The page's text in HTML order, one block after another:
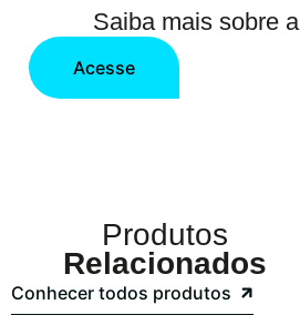
Saiba mais sobre a
Acesse
Produtos
Relacionados
Conhecer todos produtos